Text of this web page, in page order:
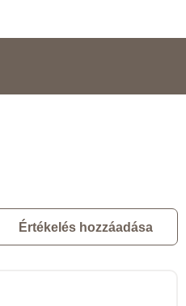
Értékelés hozzáadása